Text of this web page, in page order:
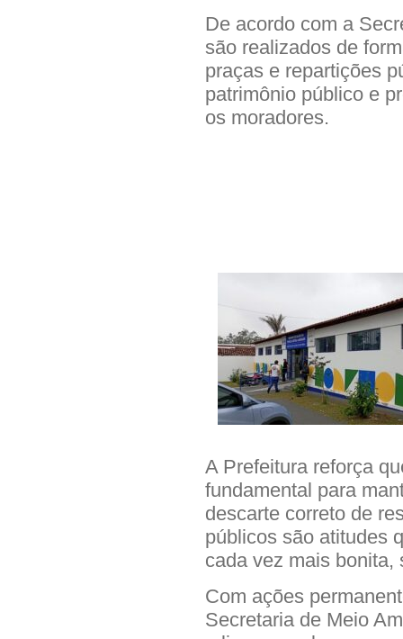
De acordo com a
são realizados de
praças e repartições
patrimônio público e
os moradores.
A Prefeitura reforça
fundamental para
descarte correto de
públicos são atitudes
cada vez mais bonita,
Com ações
Secretaria de Meio